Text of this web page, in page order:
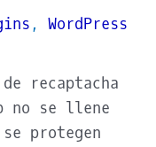
,WordPress
recaptacha
no se llene
protegen